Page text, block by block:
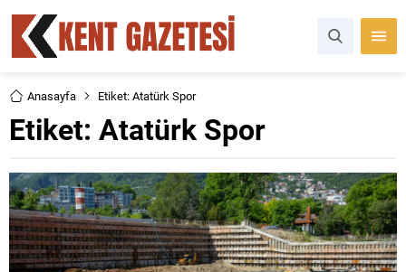
Anasayfa Etiket: Atatürk Spor
Etiket: Atatürk Spor